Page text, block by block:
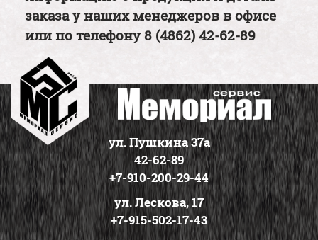
заказа у наших менеджеров в офисе
или по телефону8 (4862) 42-62-89
ул. Пушкина 37а
42-62-89
+7-910-200-29-44
ул. Лескова, 17
+7-915-502-17-43